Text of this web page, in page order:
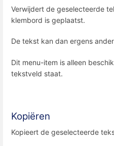
Verwijdert de geselecteerde
klembord is geplaatst.
De tekst kan dan ergens
Dit menu-item is alleen
tekstveld staat.
Kopiëren
Kopieert de geselecteerde